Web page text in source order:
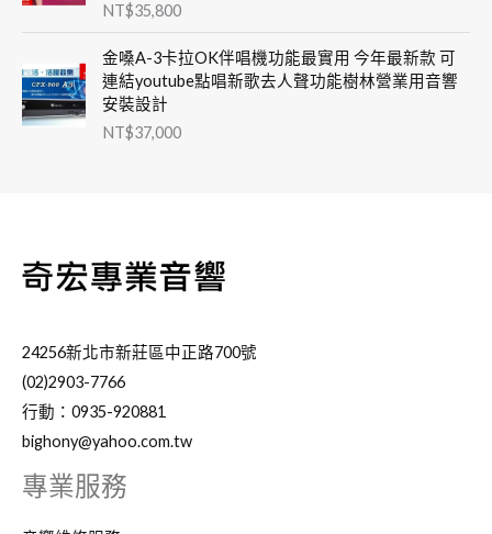
NT$35,800
金嗓A-3卡拉OK伴唱機功能最實用 今年最新款 可
連結youtube點唱新歌去人聲功能樹林營業用音響
安裝設計
NT$37,000
24256新北市新莊區中正路700號
(02)2903-7766
行動：0935-920881
bighony@yahoo.com.tw
專業服務